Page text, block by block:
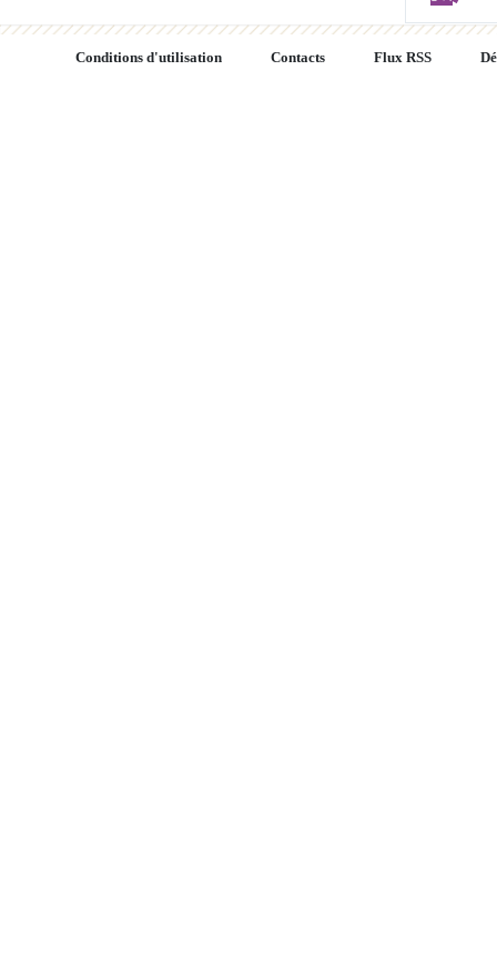
Conditions d'utilisation Contacts Flux RSS